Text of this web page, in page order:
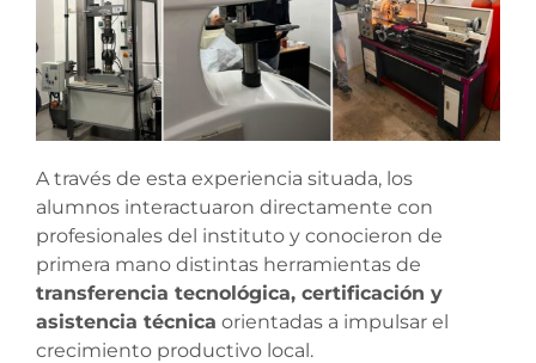
A través de esta experiencia situada, los
alumnos interactuaron directamente con
profesionales del instituto y conocieron de
primera mano distintas herramientas de
transferencia tecnológica, certificación y
asistencia técnica orientadas a impulsar el
crecimiento productivo local.